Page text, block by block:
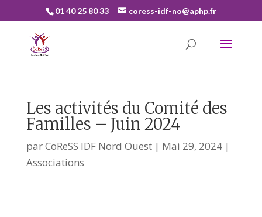
01 40 25 80 33 coress-idf-no@aphp.fr
Les activités du Comité des
Familles – Juin 2024
parCoReSS IDF Nord Ouest| Mai 29, 2024|
Associations